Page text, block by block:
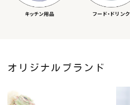
キッチン用品 フード・ドリンク
オリジナルブランド